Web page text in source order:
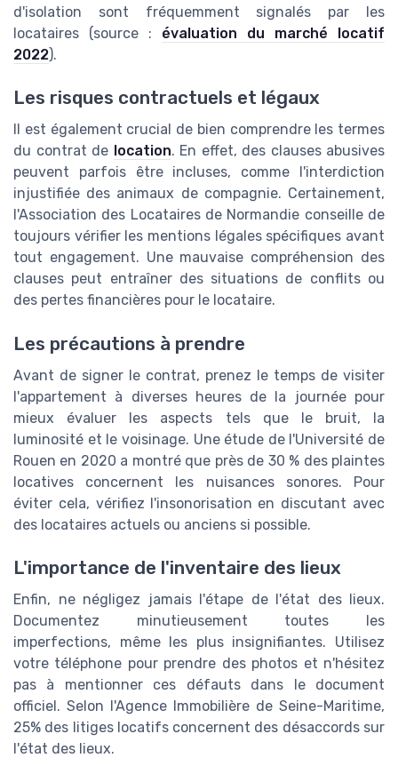
d'isolation sont fréquemment signalés par les
locataires (source : évaluation du marché locatif
2022).
Les risques contractuels et légaux
Il est également crucial de bien comprendre les termes
du contrat de location. En effet, des clauses abusives
peuvent parfois être incluses, comme l'interdiction
injustifiée des animaux de compagnie. Certainement,
l'Association des Locataires de Normandie conseille de
toujours vérifier les mentions légales spécifiques avant
tout engagement. Une mauvaise compréhension des
clauses peut entraîner des situations de conflits ou
des pertes financières pour le locataire.
Les précautions à prendre
Avant de signer le contrat, prenez le temps de visiter
l'appartement à diverses heures de la journée pour
mieux évaluer les aspects tels que le bruit, la
luminosité et le voisinage. Une étude de l'Université de
Rouen en 2020 a montré que près de 30 % des plaintes
locatives concernent les nuisances sonores. Pour
éviter cela, vérifiez l'insonorisation en discutant avec
des locataires actuels ou anciens si possible.
L'importance de l'inventaire des lieux
Enfin, ne négligez jamais l'étape de l'état des lieux.
Documentez minutieusement toutes les
imperfections, même les plus insignifiantes. Utilisez
votre téléphone pour prendre des photos et n'hésitez
pas à mentionner ces défauts dans le document
officiel. Selon l'Agence Immobilière de Seine-Maritime,
25% des litiges locatifs concernent des désaccords sur
l'état des lieux.